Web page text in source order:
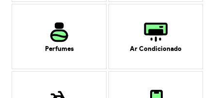
Perfumes Ar Condicionado